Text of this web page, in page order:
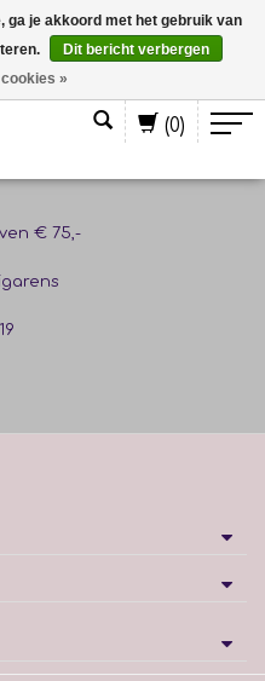
(0)
€ 75,-
ga je akkoord met het gebruik van
Dit bericht verbergen
»